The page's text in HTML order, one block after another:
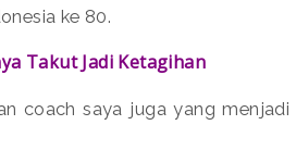
ke 80.
Takut Jadi Ketagihan
coach saya juga yang menjadi